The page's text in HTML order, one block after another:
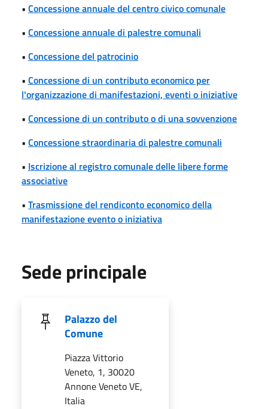
• Concessione annuale del centro civico comunale
• Concessione annuale di palestre comunali
• Concessione del patrocinio
• Concessione di un contributo economico per
l'organizzazione di manifestazioni, eventi o iniziative
• Concessione di un contributo o di una sovvenzione
• Concessione straordinaria di palestre comunali
• Iscrizione al registro comunale delle libere forme
associative
• Trasmissione del rendiconto economico della
manifestazione evento o iniziativa
Sede principale
Palazzo del
Comune
Piazza Vittorio
Veneto, 1, 30020
Annone Veneto VE,
Italia